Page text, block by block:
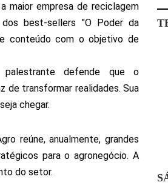
maior empresa de reciclagem
best-sellers "O Poder da
conteúdo com o objetivo de
palestrante defende que o
de transformar realidades. Sua
chegar.
reúne, anualmente, grandes
para o agronegócio. A
do setor.